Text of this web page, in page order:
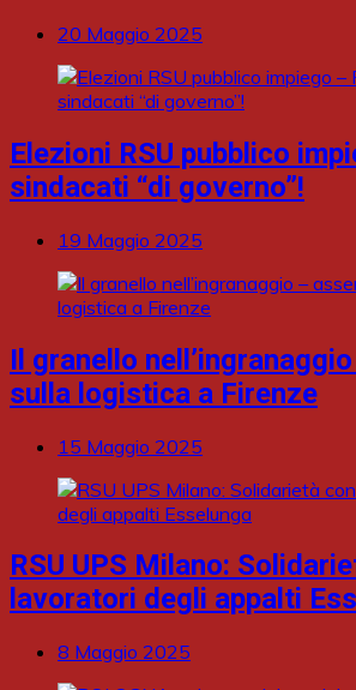
20 Maggio 2025
Elezioni RSU pubblico
sindacati “di governo”!
19 Maggio 2025
Il granello
sulla logistica a Firenze
15 Maggio 2025
RSU UPS Milano:
lavoratori degli appalti
8 Maggio 2025